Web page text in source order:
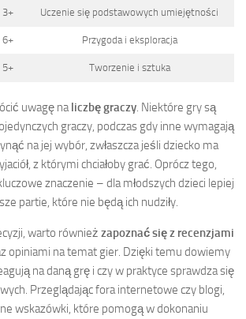
3+ Uczenie się podstawowych umiejętności
6+ Przygoda i eksploracja
5+ Tworzenie i sztuka
uwagę na liczbę graczy . Niektóre gry są
graczy, podczas gdy inne wymagają
na jej wybór, zwłaszcza jeśli dziecko ma
z którymi chciałoby grać. Oprócz tego,
znaczenie – dla młodszych dzieci lepiej
partie, które nie będą ich nudziły.
warto również zapoznać się z recenzjami
opiniami na temat gier. Dzięki temu dowiemy
na daną grę i czy w praktyce sprawdza się
Przeglądając fora internetowe czy blogi,
wskazówki, które pomogą w dokonaniu